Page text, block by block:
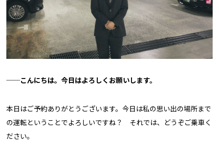
──こんにちは。今日はよろしくお願いします。
本日はご予約ありがとうございます。今日は私の思い出の場所まで
の運転ということでよろしいですね？ それでは、どうぞご乗車く
ださい。